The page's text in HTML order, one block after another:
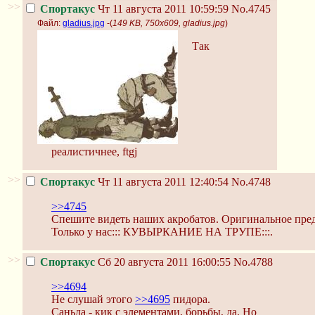
>> Спортакус Чт 11 августа 2011 10:59:59 No.4745
Файл: gladius.jpg -(149 KB, 750x609, gladius.jpg)
Так
реалистичнее, ftgj
>> Спортакус Чт 11 августа 2011 12:40:54 No.4748
>>4745
Спешите видеть наших акробатов. Оригинальное
Только у нас::: КУВЫРКАНИЕ НА ТРУПЕ:::.
>> Спортакус Сб 20 августа 2011 16:00:55 No.4788
>>4694
Не слушай этого >>4695 пидора.
Саньда - кик с элементами, борьбы, да. Но